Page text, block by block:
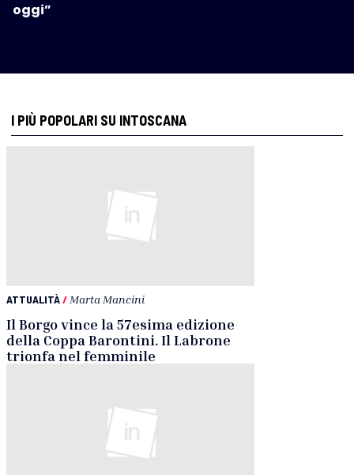
oggi”
I PIÙ POPOLARI SU INTOSCANA
ATTUALITÀ/ Marta Mancini
Il Borgo vince la 57esima edizione
della Coppa Barontini. Il Labrone
trionfa nel femminile